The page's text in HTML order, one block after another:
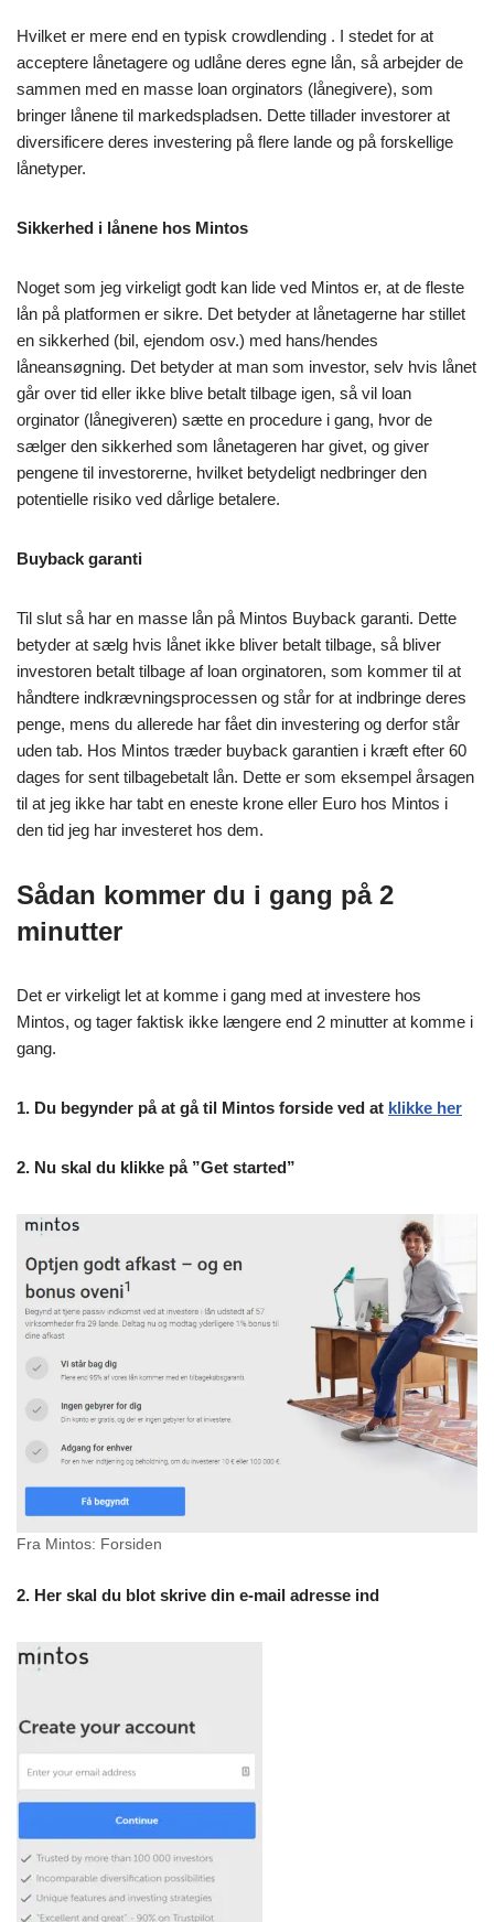
Hvilket er mere end en typisk crowdlending . I stedet for at
acceptere lånetagere og udlåne deres egne lån, så arbejder de
sammen med en masse loan orginators (lånegivere), som
bringer lånene til markedspladsen. Dette tillader investorer at
diversificere deres investering på flere lande og på forskellige
lånetyper.
Sikkerhed i lånene hos Mintos
Noget som jeg virkeligt godt kan lide ved Mintos er, at de fleste
lån på platformen er sikre. Det betyder at lånetagerne har stillet
en sikkerhed (bil, ejendom osv.) med hans/hendes
låneansøgning. Det betyder at man som investor, selv hvis lånet
går over tid eller ikke blive betalt tilbage igen, så vil loan
orginator (lånegiveren) sætte en procedure i gang, hvor de
sælger den sikkerhed som lånetageren har givet, og giver
pengene til investorerne, hvilket betydeligt nedbringer den
potentielle risiko ved dårlige betalere.
Buyback garanti
Til slut så har en masse lån på Mintos Buyback garanti. Dette
betyder at sælg hvis lånet ikke bliver betalt tilbage, så bliver
investoren betalt tilbage af loan orginatoren, som kommer til at
håndtere indkrævningsprocessen og står for at indbringe deres
penge, mens du allerede har fået din investering og derfor står
uden tab. Hos Mintos træder buyback garantien i kræft efter 60
dages for sent tilbagebetalt lån. Dette er som eksempel årsagen
til at jeg ikke har tabt en eneste krone eller Euro hos Mintos i
den tid jeg har investeret hos dem.
Sådan kommer du i gang på 2
minutter
Det er virkeligt let at komme i gang med at investere hos
Mintos, og tager faktisk ikke længere end 2 minutter at komme i
gang.
1. Du begynder på at gå til Mintos forside ved at klikke her
2. Nu skal du klikke på ”Get started”
Fra Mintos: Forsiden
2. Her skal du blot skrive din e-mail adresse ind